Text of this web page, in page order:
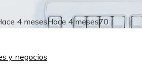
4 mesesHace 4 meses70
y negocios